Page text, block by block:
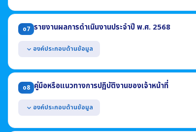
แสดงแผนการดำเนินงานตามภารกิจของหน่วยงาน ประจำปี พ
(1) โครงการหรือกิจกรรม (2) งบประมาณแต่ละโครงการ (3) ระยะเว
แสดงผลความก้าวหน้าในการดำเนินงาน ข้อมูล ณ วันที่ 31 มีน
(1) ความก้าวหน้าการดำเนินการแต่ละโครงการ (2) ร้อยละของการใ
o7 รายงานผลการดำเนินงานประจำปี พ.ศ. 2568
expand_more องค์ประกอบด้านข้อมูล
แสดงผลการดำเนินงานตามแผนดำเนินงาน ประจำปีงบประม
(1) ผลการดำเนินงานของแต่ละโครงการหรือกิจกรรม
(2) งบประมาณที่ได้รับจัดสรรแต่ละโครงการหรือกิจกรรม
(3) ผลการใช้จ่ายงบประมาณที่ใช้ดำเนินงานแต่ละโครงการหรือกิจกรรม
(4) ช่วงระยะเวลาในการดำเนินงานแต่ละโครงการหรือกิจกรรม
o8 คู่มือหรือแนวทางการปฏิบัติงานของเจ้าหน้าที่
expand_more องค์ประกอบด้านข้อมูล
แสดงคู่มือหรือแนวทางการปฏิบัติงานที่เจ้าหน้าที่ของหน่วยงาน